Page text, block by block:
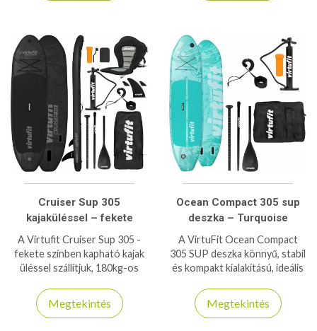
Cruiser Sup 305
kajaküléssel – fekete
A Virtufit Cruiser Sup 305 -
fekete színben kapható kajak
üléssel szállítjuk, 180kg-os
biztonságos deszka!
Megtekintés
Ocean Compact 305 sup
deszka – Turquoise
A VirtuFit Ocean Compact
305 SUP deszka könnyű, stabil
és kompakt kialakítású, ideális
sportokhoz és túrázáshoz.
Megtekintés